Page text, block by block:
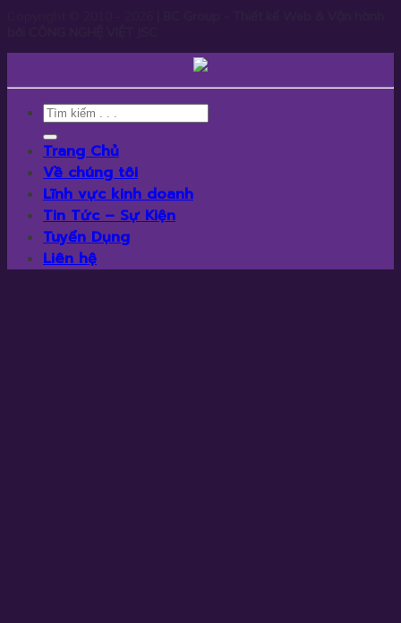
Trang Chủ
Về chúng tôi
Lĩnh vực kinh doanh
Tin Tức – Sự Kiện
Tuyển Dụng
Liên hệ